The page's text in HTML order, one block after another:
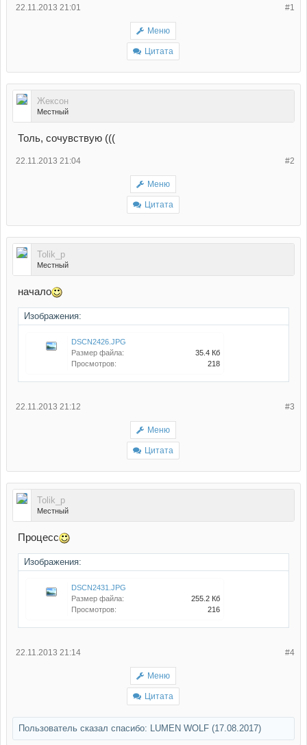
#1
22.11.2013 21:01
Меню
Цитата
Жексон
Местный
Толь, сочувствую (((
#2
22.11.2013 21:04
Меню
Цитата
Tolik_p
Местный
начало
Изображения:
DSCN2426.JPG
Размер файла:
35.4 Кб
Просмотров:
218
#3
22.11.2013 21:12
Меню
Цитата
Tolik_p
Местный
Процесс
Изображения:
DSCN2431.JPG
Размер файла:
255.2 Кб
Просмотров:
216
#4
22.11.2013 21:14
Меню
Цитата
Пользователь сказал cпасибо: LUMEN WOLF (17.08.2017)